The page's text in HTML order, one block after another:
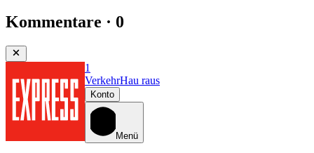
Kommentare · 0
1
VerkehrHau raus
Konto
Menü